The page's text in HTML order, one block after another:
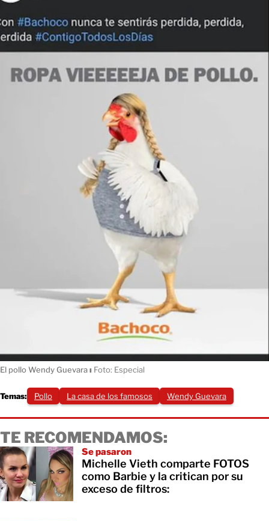
El pollo Wendy Guevaraı Foto: Especial
Temas: Pollo La casa de los famosos Wendy Guevara
TE RECOMENDAMOS:
Se pasaron
Michelle Vieth comparte FOTOS
como Barbie y la critican por su
exceso de filtros: